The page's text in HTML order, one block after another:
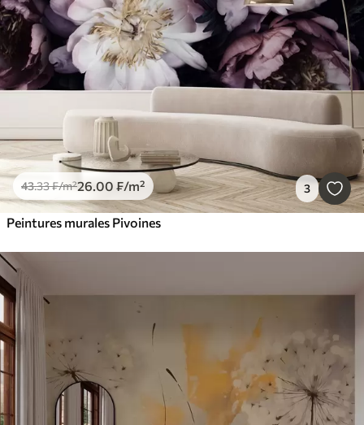
43.33₣/m²26.00 ₣/m² 3
Peintures murales Pivoines